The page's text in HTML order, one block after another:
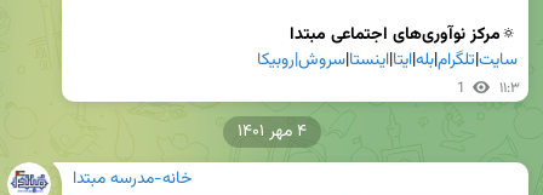
🔅مرکز نوآوری‌های اجتماعی مبتدا
سایت|تلگرام|بله|ایتا|اینستا|سروش|روبیکا
1 ۱۱:۳
خانه-مدرسه مبتدا
۴ مهر ۱۴۰۱